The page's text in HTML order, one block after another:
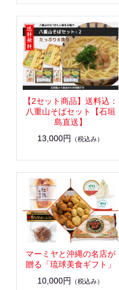
【2セット商品】送料込：
八重山そばセット【石垣
島直送】
13,000円
（税込み）
マーミヤと沖縄の名店が
贈る「琉球美食ギフト」
10,000円
（税込み）